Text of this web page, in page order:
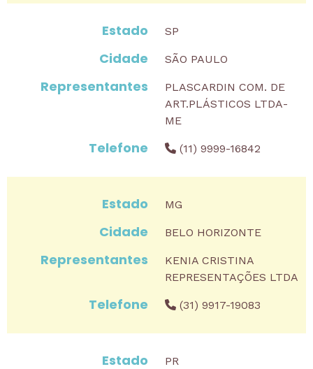
SP
SÃO PAULO
PLASCARDIN COM. DE
ART.PLÁSTICOS LTDA-
ME
(11) 9999-16842
MG
BELO HORIZONTE
KENIA CRISTINA
REPRESENTAÇÕES LTDA
(31) 9917-19083
PR